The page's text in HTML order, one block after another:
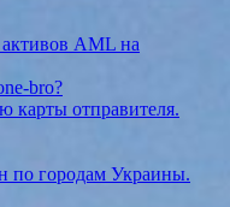
AML на
bro?
карты отправителя.
по городам Украины.